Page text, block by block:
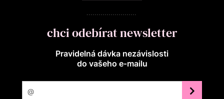
chci odebírat newsletter
Pravidelná dávka nezávislosti
do vašeho e‑mailu